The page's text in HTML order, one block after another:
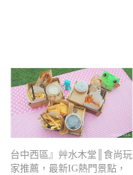
台中西區』艸水木堂║食尚玩
家推薦，最新IG熱門景點，